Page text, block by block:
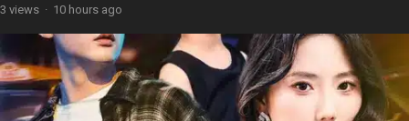
3 views · 10 hours ago